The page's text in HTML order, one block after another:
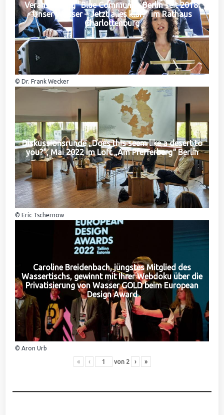
Veranstaltung "Blue Community Berlin seit 2018:
Unser Wasser – Jetzt alles klar?" im Rathaus
Charlottenburg
© Dr. Frank Wecker
Diskussionsrunde „Does this seem like a desert to
you?“, Mai 2022 im Loft „Am Pfefferberg“ Berlin
© Eric Tschernow
Caroline Breidenbach, jüngstes Mitglied des
Wassertischs, gewinnt mit Ihrer Webdoku über die
Privatisierung von Wasser GOLD beim European
Design Award
© Aron Urb
« ‹ von 2 › »